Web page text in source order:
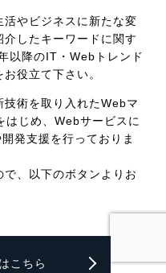
やビジネスに新たな変
したキーワードに関す
以降のIT・Webトレンド
役立て下さい。
術を取り入れたWebマ
はじめ、Webサービスに
発支援を行っておりま
、以下のボタンよりお
こちら